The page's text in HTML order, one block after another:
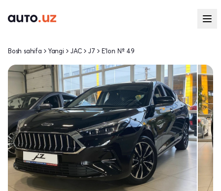
Bosh sahifa Yangi JAC J7 E'lon № 49